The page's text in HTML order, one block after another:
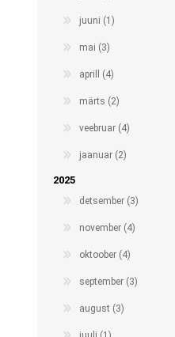
OLMEABIVAHENDID
Muud tooted
Toidu valmistamine ja
söömine
Abivahendid käelise
juuni (1)
mai (3)
aprill (4)
märts (2)
veebruar (4)
jaanuar (2)
2025
detsember (3)
november (4)
oktoober (4)
september (3)
august (3)